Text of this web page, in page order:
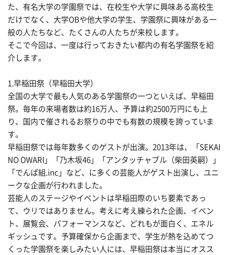
た、有名大学の学園祭では、在校生や大学に興味ある高校生
だけでなく、大学OBや他大学の学生、学園祭に興味がある一
般の人たちなど、たくさんの人たちが来校します。
そこで今回は、一度は行っておきたい都内の有名学園祭を紹
介します。
1.早稲田祭（早稲田大学）
全国の大学で最も人気のある学園祭の一つといえば、早稲田
祭。毎年の来場者数は約16万人、予算は約2500万円にも上
り、国内で催されるお祭りの中でも有数の規模を誇っていま
す。
早稲田祭では毎年数多くのゲストが出演。2013年は、「SEKAI
NO OWARI」「乃木坂46」「アンタッチャブル（柴田英嗣）」
「でんぱ組.inc」など、に多くの芸能人がゲスト出演し、ユニ
ークな企画が行われました。
芸能人のステージやイベントは早稲田際のいち要素であっ
て、ウリではありません。考えに考え練られた企画、イベン
ト、展覧会、パフォーマンスなど、どれもが面白く、エネル
ギッシュです。予算確保から企画まで、学生が熱を込めてつ
くった学園祭を楽しみたい人には、早稲田祭は本当にオスス